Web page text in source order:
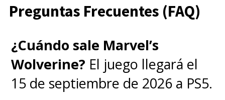
Preguntas Frecuentes (FAQ)
¿Cuándo sale Marvel’s
Wolverine? El juego llegará el
15 de septiembre de 2026 a PS5.